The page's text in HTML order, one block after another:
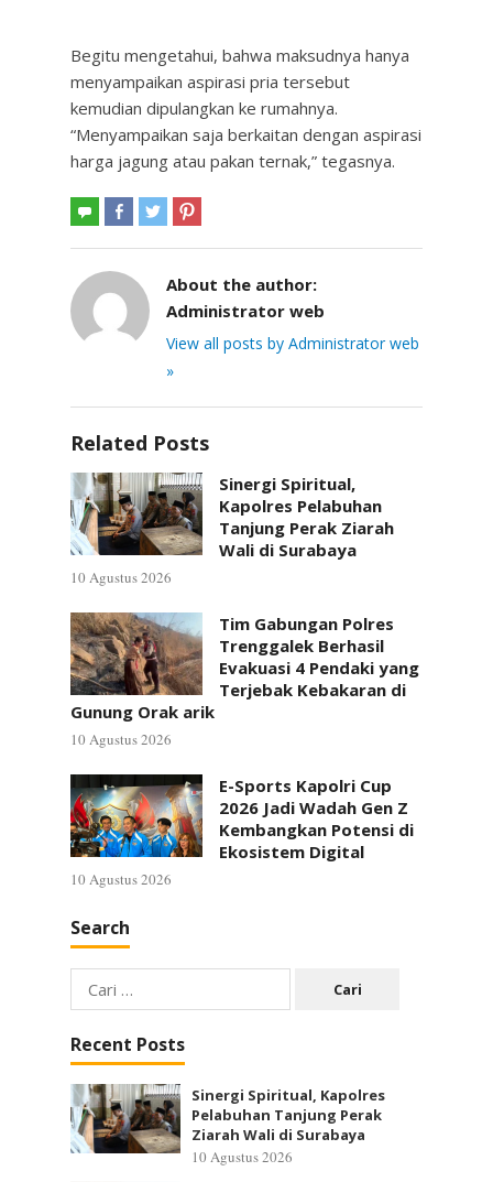
Begitu mengetahui, bahwa maksudnya hanya
menyampaikan aspirasi pria tersebut
kemudian dipulangkan ke rumahnya.
“Menyampaikan saja berkaitan dengan aspirasi
harga jagung atau pakan ternak,” tegasnya.
About the author:
Administrator web
View all posts by Administrator web
»
Related Posts
Sinergi Spiritual,
Kapolres Pelabuhan
Tanjung Perak Ziarah
Wali di Surabaya
10 Agustus 2026
Tim Gabungan Polres
Trenggalek Berhasil
Evakuasi 4 Pendaki yang
Terjebak Kebakaran di
Gunung Orak arik
10 Agustus 2026
E-Sports Kapolri Cup
2026 Jadi Wadah Gen Z
Kembangkan Potensi di
Ekosistem Digital
10 Agustus 2026
Search
Cari
untuk:
Recent Posts
Sinergi Spiritual, Kapolres
Pelabuhan Tanjung Perak
Ziarah Wali di Surabaya
10 Agustus 2026